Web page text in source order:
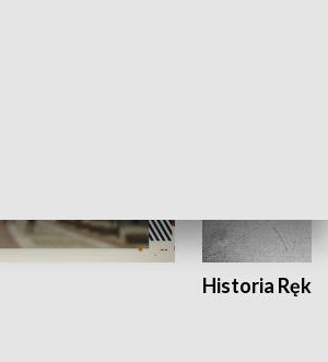
Historia Ręką